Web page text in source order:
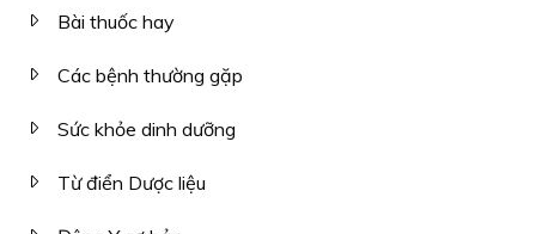
Bài thuốc hay
Các bệnh thường gặp
Sức khỏe dinh dưỡng
Từ điển Dược liệu